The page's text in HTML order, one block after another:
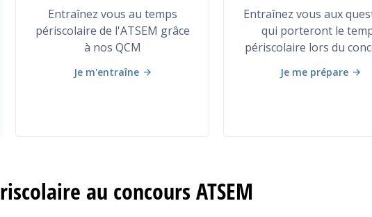
Entraînez vous au temps
périscolaire de l'ATSEM grâce
à nos QCM
Je m'entraîne
Entraînez vous aux
qui porteront le
périscolaire lors du
Je me prépare
au concours ATSEM